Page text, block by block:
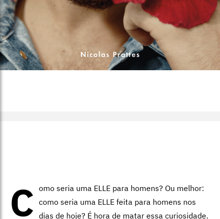
C omo seria uma ELLE para homens? Ou melhor:
como seria uma ELLE feita para homens nos
dias de hoje? É hora de matar essa curiosidade.